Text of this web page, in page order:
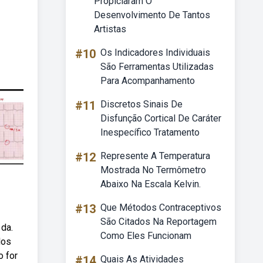
for
Desenvolvimento De Tantos
Artistas
#10 Os Indicadores Individuais
São Ferramentas Utilizadas
Para Acompanhamento
#11
Discretos Sinais De
Disfunção Cortical De Caráter
Inespecífico Tratamento
#12 Represente A Temperatura
Mostrada No Termômetro
Abaixo Na Escala Kelvin.
#13 Que Métodos Contraceptivos
São Citados Na Reportagem
Como Eles Funcionam
Quais As Atividades